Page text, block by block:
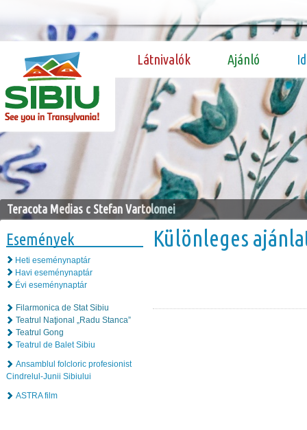
Látnivalók Ajánló
Teracota Medias c Stefan Vartolomei
Események
Heti eseménynaptár
Havi eseménynaptár
Évi eseménynaptár
Filarmonica de Stat Sibiu
Teatrul Naţional „Radu Stanca”
Teatrul Gong
Teatrul de Balet Sibiu
Ansamblul folcloric profesionist
Cindrelul-Junii Sibiului
ASTRA film
Különleges